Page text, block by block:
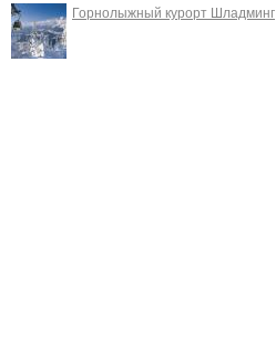
Горнолыжный курорт Шладминг